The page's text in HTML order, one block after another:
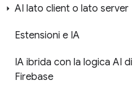
AI lato client o lato server
Estensioni e IA
IA ibrida con la logica AI di
Firebase